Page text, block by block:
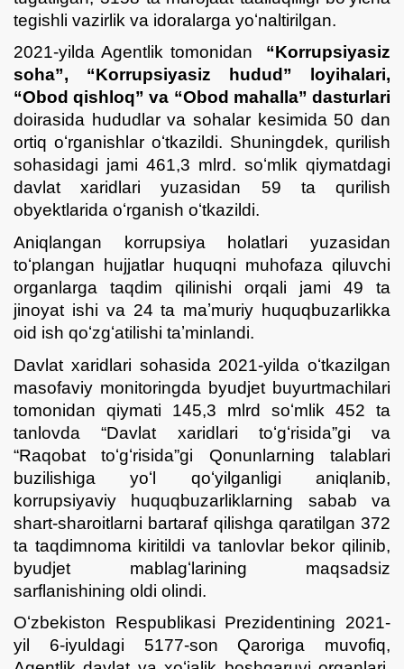
tegishli vazirlik va idoralarga yoʻnaltirilgan.
2021-yilda Agentlik tomonidan “Korrupsiyasiz
soha”, “Korrupsiyasiz hudud” loyihalari,
“Obod qishloq” va “Obod mahalla” dasturlari
doirasida hududlar va sohalar kesimida 50 dan
ortiq oʻrganishlar oʻtkazildi. Shuningdek, qurilish
sohasidagi jami 461,3 mlrd. soʻmlik qiymatdagi
davlat xaridlari yuzasidan 59 ta qurilish
obyektlarida oʻrganish oʻtkazildi.
Aniqlangan korrupsiya holatlari yuzasidan
toʻplangan hujjatlar huquqni muhofaza qiluvchi
organlarga taqdim qilinishi orqali jami 49 ta
jinoyat ishi va 24 ta maʼmuriy huquqbuzarlikka
oid ish qoʻzgʻatilishi taʼminlandi.
Davlat xaridlari sohasida 2021-yilda oʻtkazilgan
masofaviy monitoringda byudjet buyurtmachilari
tomonidan qiymati 145,3 mlrd soʻmlik 452 ta
tanlovda “Davlat xaridlari toʻgʻrisida”gi va
“Raqobat toʻgʻrisida”gi Qonunlarning talablari
buzilishiga yoʻl qoʻyilganligi aniqlanib,
korrupsiyaviy huquqbuzarliklarning sabab va
shart-sharoitlarni bartaraf qilishga qaratilgan 372
ta taqdimnoma kiritildi va tanlovlar bekor qilinib,
byudjet mablagʻlarining maqsadsiz
sarflanishining oldi olindi.
Oʻzbekiston Respublikasi Prezidentining 2021-
yil 6-iyuldagi 5177-son Qaroriga muvofiq,